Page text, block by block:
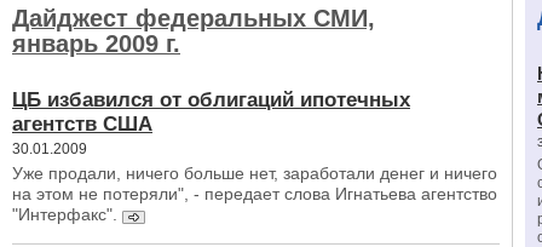
Дайджест федеральных СМИ,
январь 2009 г.
ЦБ избавился от облигаций ипотечных
агентств США
30.01.2009
Уже продали, ничего больше нет, заработали денег и ничего
на этом не потеряли", - передает слова Игнатьева агентство
"Интерфакс".